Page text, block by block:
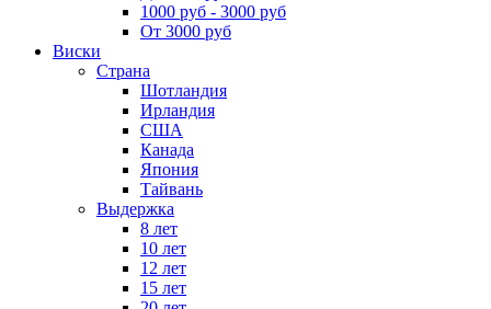
1000 руб - 3000 руб
От 3000 руб
Виски
Страна
Шотландия
Ирландия
США
Канада
Япония
Тайвань
Выдержка
8 лет
10 лет
12 лет
15 лет